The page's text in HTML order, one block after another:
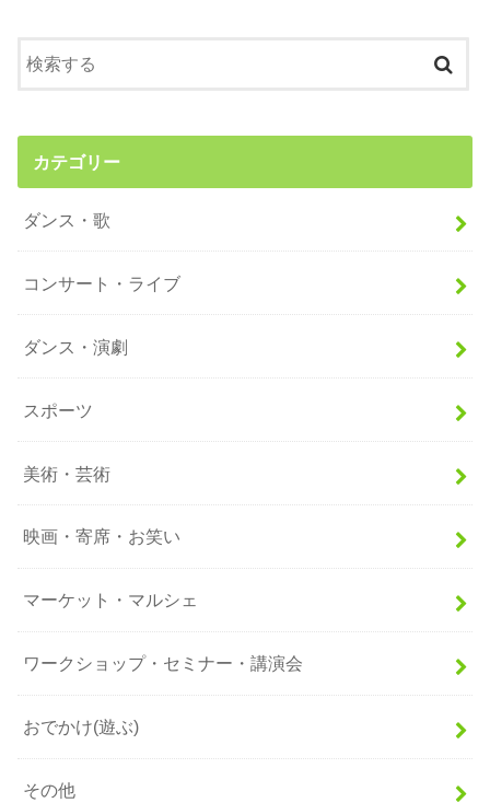
カテゴリー
ダンス・歌
コンサート・ライブ
ダンス・演劇
スポーツ
美術・芸術
映画・寄席・お笑い
マーケット・マルシェ
ワークショップ・セミナー・講演会
おでかけ(遊ぶ)
その他